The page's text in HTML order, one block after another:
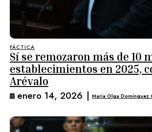
FÁCTICA
Sí se remozaron más de 10
establecimientos en 2025,
Arévalo
enero 14, 2026 | María Olga Domínguez